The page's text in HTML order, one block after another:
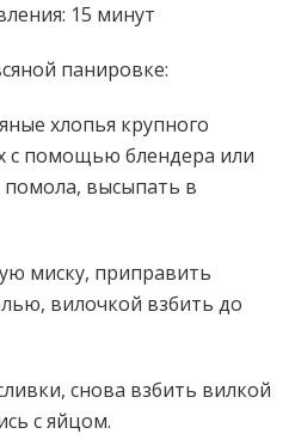
15 минут
панировке:
хлопья крупного
с помощью блендера или
высыпать в
миску, приправить
вилочкой взбить до
снова взбить вилкой
с яйцом.